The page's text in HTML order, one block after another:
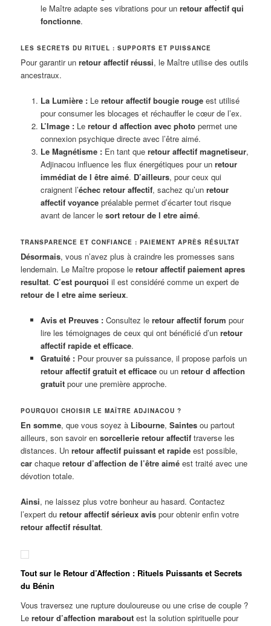
le Maître adapte ses vibrations pour un retour affectif qui
fonctionne.
LES SECRETS DU RITUEL : SUPPORTS ET PUISSANCE
Pour garantir unretour affectif réussi, le Maître utilise des outils
ancestraux.
La Lumière :Le retour affectif bougie rougeest utilisé
pour consumer les blocages et réchauffer le cœur de l’ex.
L’Image :Le retour d affection avec photopermet une
connexion psychique directe avec l’être aimé.
Le Magnétisme :En tant que retour affectif magnetiseur,
Adjinacou influence les flux énergétiques pour un retour
immédiat de l être aimé. D’ailleurs, pour ceux qui
craignent l’échec retour affectif, sachez qu’un retour
affectif voyancepréalable permet d’écarter tout risque
avant de lancer le sort retour de l etre aimé.
TRANSPARENCE ET CONFIANCE : PAIEMENT APRÈS RÉSULTAT
Désormais, vous n’avez plus à craindre les promesses sans
lendemain. Le Maître propose leretour affectif paiement apres
resultat.C’est pourquoi il est considéré comme un expert de
retour de l etre aime serieux.
Avis et Preuves :Consultez le retour affectif forum pour
lire les témoignages de ceux qui ont bénéficié d’un retour
affectif rapide et efficace.
Gratuité :Pour prouver sa puissance, il propose parfois un
retour affectif gratuit et efficaceou un retour d affection
gratuitpour une première approche.
POURQUOI CHOISIR LE MAÎTRE ADJINACOU ?
En somme, que vous soyez à Libourne,Saintes ou partout
ailleurs, son savoir ensorcellerie retour affectif traverse les
distances. Unretour affectif puissant et rapide est possible,
car chaqueretour d’affection de l’être aimé est traité avec une
dévotion totale.
Ainsi, ne laissez plus votre bonheur au hasard. Contactez
l’expert duretour affectif sérieux avis pour obtenir enfin votre
retour affectif résultat.
Tout sur le Retour d’Affection : Rituels Puissants et Secrets
du Bénin
Vous traversez une rupture douloureuse ou une crise de couple ?
Leretour d’affection marabout est la solution spirituelle pour